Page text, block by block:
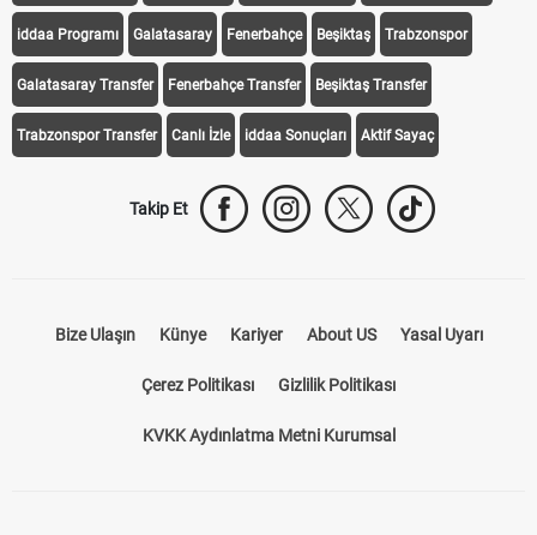
iddaa Programı Galatasaray Fenerbahçe Beşiktaş Trabzonspor
Galatasaray Transfer Fenerbahçe Transfer Beşiktaş Transfer
Trabzonspor Transfer Canlı İzle iddaa Sonuçları Aktif Sayaç
Takip Et
Bize Ulaşın Künye Kariyer About US Yasal Uyarı
Çerez Politikası Gizlilik Politikası
KVKK Aydınlatma Metni Kurumsal